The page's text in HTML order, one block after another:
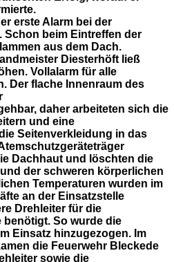
erste Alarm bei der
Schon beim Eintreffen der
aus dem Dach.
Diesterhöft ließ
Vollalarm für alle
Der flache Innenraum des
daher arbeiteten sich die
und eine
Seitenverkleidung in das
Dachhaut und löschten die
der schweren körperlichen
Temperaturen wurden im
an der Einsatzstelle
Drehleiter für die
So wurde die
Einsatz hinzugezogen. Im
die Feuerwehr Bleckede
sowie die